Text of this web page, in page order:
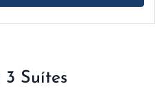
Suítes